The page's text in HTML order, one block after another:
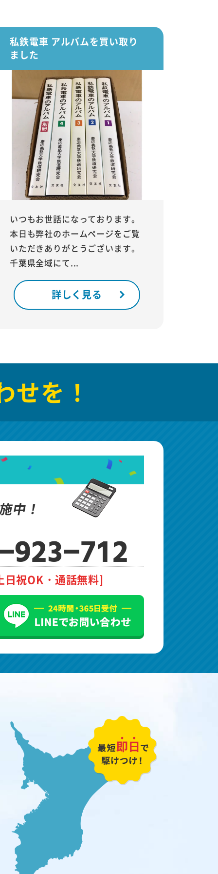
私鉄電車 アルバムを買い取り
ました
いつもお世話になっております。
本日も弊社のホームページをご覧
いただきありがとうございます。
千葉県全域にて...
詳しく見る
せを！
中！
923-712
日祝OK・通話無料]